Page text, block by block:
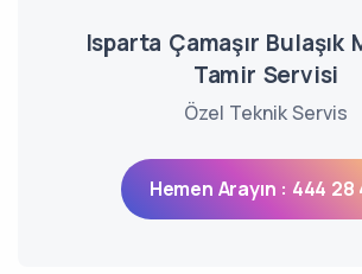
Isparta Çamaşır Bulaşık
Tamir Servisi
Özel Teknik Servis
Hemen Arayın : 444 28